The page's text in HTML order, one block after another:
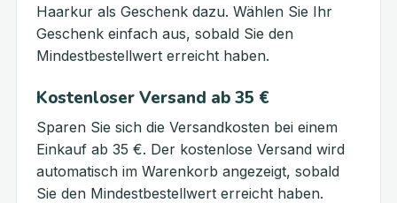
Haarkur als Geschenk dazu. Wählen Sie Ihr
Geschenk einfach aus, sobald Sie den
Mindestbestellwert erreicht haben.
Kostenloser Versand ab 35 €
Sparen Sie sich die Versandkosten bei einem
Einkauf ab 35 €. Der kostenlose Versand wird
automatisch im Warenkorb angezeigt, sobald
Sie den Mindestbestellwert erreicht haben.